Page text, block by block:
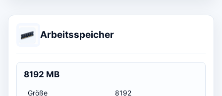
Arbeitsspeicher
8192 MB
Größe 8192